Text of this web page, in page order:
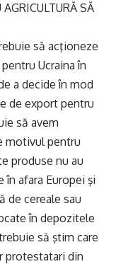
SĂ
să acţioneze
Ucraina în
a decide în mod
de export pentru
să avem
motivul pentru
produse nu au
afara Europei şi
de cereale sau
în depozitele
să ştim care
protestatari din